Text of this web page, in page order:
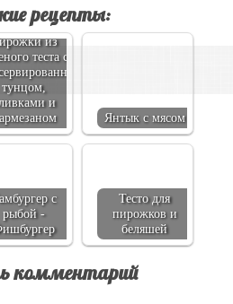
рецепты:
из
теста с
тунцом,
и
Янтык с мясом
с
рыбой -
Тесто для
пирожков и
беляшей
комментарий